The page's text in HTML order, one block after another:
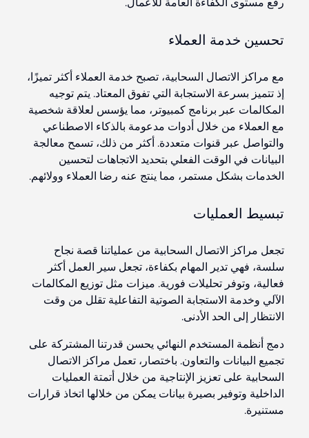
تحسين خدمة العملاء
مع مراكز الاتصال السحابية، تصبح خدمة العملاء أكثر تميزًا،
إذ تتميز بسرعة الاستجابة التي تفوق المعتاد. يتم توجيه
المكالمات عبر برنامج كمبيوتر، مما يؤسس لعلاقة شخصية
مع العملاء من خلال أدوات مدعومة بالذكاء الاصطناعي
والتواصل عبر قنوات متعددة. أكثر من ذلك، تسمح معالجة
البيانات في الوقت الفعلي بتحديد الاتجاهات لتحسين
الخدمات بشكل مستمر، مما ينتج عنه رضا العملاء وولائهم.
تبسيط العمليات
تجعل مراكز الاتصال السحابية من عملياتنا قصة نجاح
سلسة، فهي تدير المهام بكفاءة، تجعل سير العمل أكثر
فعالية، وتوفر تحليلات فورية. ميزات مثل توزيع المكالمات
الآلي وخدمة الاستجابة الصوتية التفاعلية تقلل من وقت
الانتظار إلى الحد الأدنى.
دمج أنظمة المستخدم النهائي يحسن قدرتنا المشتركة على
تجميع البيانات والتعاون. باختصار، تعمل مراكز الاتصال
السحابية على تعزيز الإنتاجية من خلال أتمتة العمليات
الداخلية وتوفير بصيرة بيانات يمكن من خلالها اتخاذ قرارات
مستنيرة.